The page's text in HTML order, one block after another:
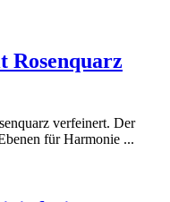
Rosenquarz
verfeinert. Der
für Harmonie ...